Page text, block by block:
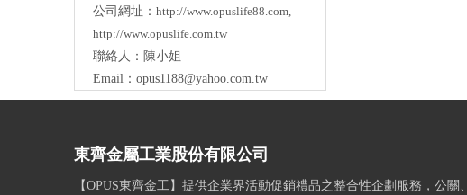
公司網址： http://www.opuslife88.com,
http://www.opuslife.com.tw
聯絡人：陳小姐
Email： opus1188@yahoo.com.tw
東齊金屬工業股份有限公司
【OPUS東齊金工】提供企業界活動促銷禮品之整合性企劃服務，公關、